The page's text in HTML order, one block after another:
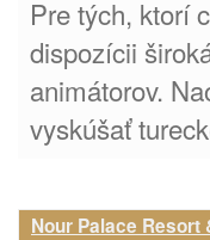
Pre tých, ktorí
dispozícii
animátorov.
vyskúšať
Nour Palace Resort